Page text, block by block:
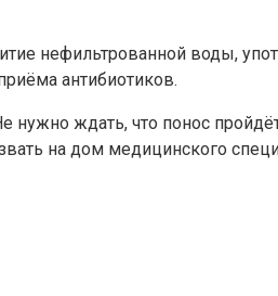
нефильтрованной воды,
антибиотиков.
ждать, что понос
на дом медицинского